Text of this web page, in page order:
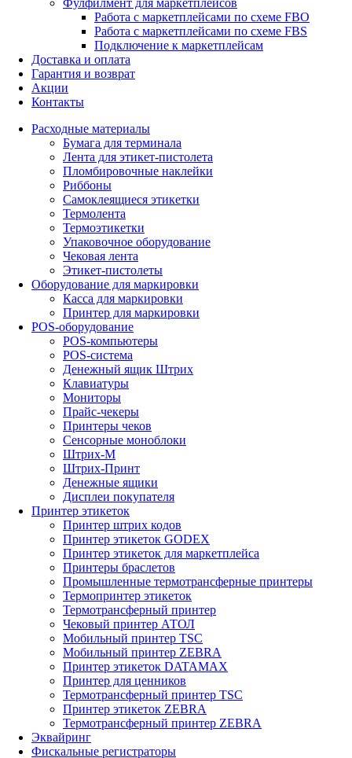
Фулфилмент для маркетплейсов
Работа с маркетплейсами по схеме FBO
Работа с маркетплейсами по схеме FBS
Подключение к маркетплейсам
Доставка и оплата
Гарантия и возврат
Акции
Контакты
Расходные материалы
Бумага для терминала
Лента для этикет-пистолета
Пломбировочные наклейки
Риббоны
Самоклеящиеся этикетки
Термолента
Термоэтикетки
Упаковочное оборудование
Чековая лента
Этикет-пистолеты
Оборудование для маркировки
Касса для маркировки
Принтер для маркировки
POS-оборудование
POS-компьютеры
POS-система
Денежный ящик Штрих
Клавиатуры
Мониторы
Прайс-чекеры
Принтеры чеков
Сенсорные моноблоки
Штрих-М
Штрих-Принт
Денежные ящики
Дисплеи покупателя
Принтер этикеток
Принтер штрих кодов
Принтер этикеток GODEX
Принтер этикеток для маркетплейса
Принтеры браслетов
Промышленные термотрансферные принтеры
Термопринтер этикеток
Термотрансферный принтер
Чековый принтер АТОЛ
Мобильный принтер TSC
Мобильный принтер ZEBRA
Принтер этикеток DATAMAX
Принтер для ценников
Термотрансферный принтер TSC
Принтер этикеток ZEBRA
Термотрансферный принтер ZEBRA
Эквайринг
Фискальные регистраторы